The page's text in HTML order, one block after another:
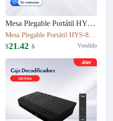
Mesa Plegable Portátil HYS-8912-1
Mesa Plegable Portátil HYS-8912-1 80*40*75cm & 4900g Ajustable Sin instalación
$21.42 $ Vendido